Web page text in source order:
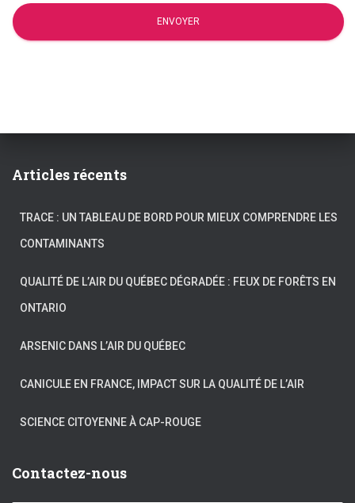
ENVOYER
Articles récents
TRACE : UN TABLEAU DE BORD POUR MIEUX COMPRENDRE LES
CONTAMINANTS
QUALITÉ DE L’AIR DU QUÉBEC DÉGRADÉE : FEUX DE FORÊTS EN
ONTARIO
ARSENIC DANS L’AIR DU QUÉBEC
CANICULE EN FRANCE, IMPACT SUR LA QUALITÉ DE L’AIR
SCIENCE CITOYENNE À CAP-ROUGE
Contactez-nous